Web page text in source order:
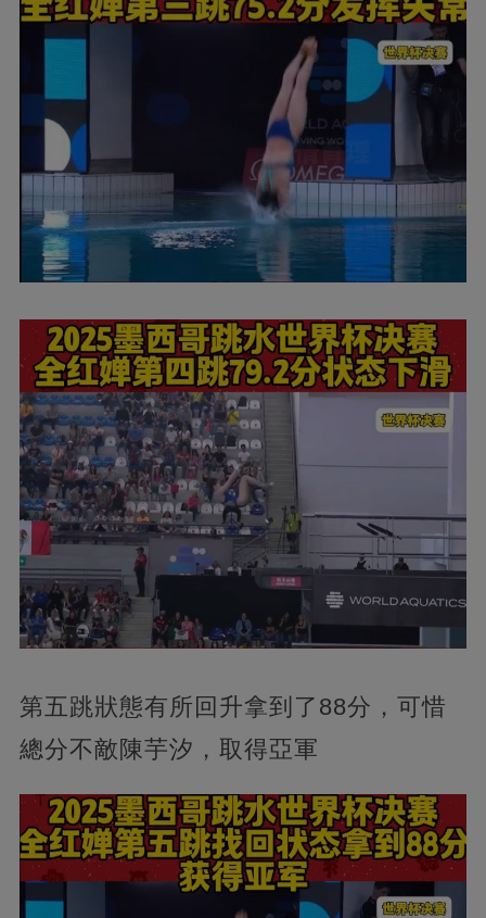
第五跳狀態有所回升拿到了88分，可惜
總分不敵陳芋汐，取得亞軍